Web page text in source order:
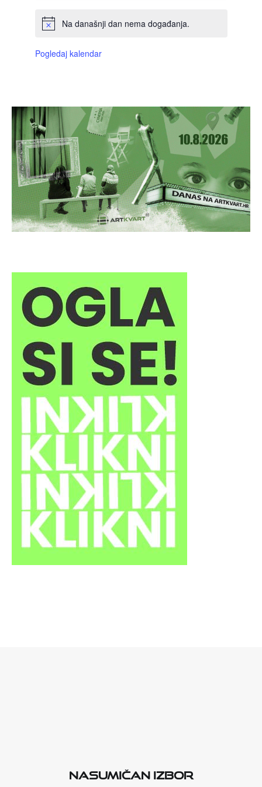
Na današnji dan nema događanja.
Pogledaj kalendar
Nasumičan izbor